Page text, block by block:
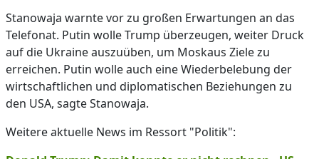
Stanowaja warnte vor zu großen Erwartungen an das
Telefonat. Putin wolle Trump überzeugen, weiter Druck
auf die Ukraine auszuüben, um Moskaus Ziele zu
erreichen. Putin wolle auch eine Wiederbelebung der
wirtschaftlichen und diplomatischen Beziehungen zu
den USA, sagte Stanowaja.
Weitere aktuelle News im Ressort "Politik":